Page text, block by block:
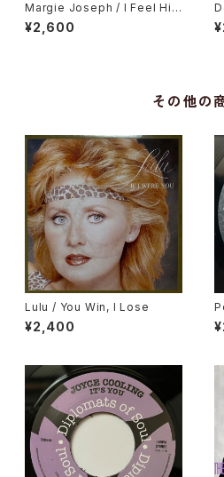
Margie Joseph / I Feel His
Love Getting Stronger
¥2,600
その他の
Lulu / You Win, I Lose
¥2,400